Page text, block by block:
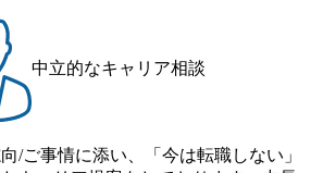
に対して、グローバル知見と最新の
構造改革と社会価値の創造の取り組
ョナルチームです。 今回1day選考対
下記となります。 ・コンサルタント
【SCS SU】 ・コンサルタント(ECM/
革)【SSC SU】 ・SCM/ECMデータ・
せていただきますので、戦略コンサ
お持ちの方は、この機会にぜひご応
20日までに受験いただきます ・8月21
加者をご案内します ・初回プログラ
～13:30 @ベイン東京オフィス(六本木)
コンサルタントとの食事会、プロジ
中立的なキャリア相談
/ご事情に添い、「今は転職しない」